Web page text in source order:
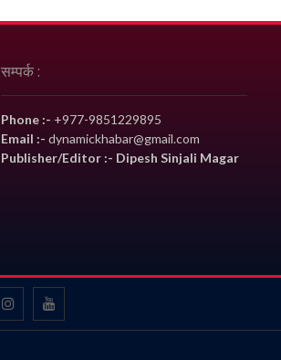
सम्पर्क :
Phone :- +977-9851229895
Email :- dynamickhabar@gmail.com
Publisher/Editor :- Dipesh Sinjali Magar